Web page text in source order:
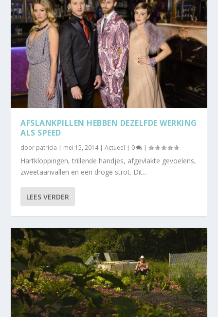
AFSLANKPILLEN HEBBEN DEZELFDE WERKING
ALS SPEED
door patricia | mei 15, 2014|Actueel | 0 |
Hartkloppingen, trillende handjes, afgevlakte gevoelens,
zweetaanvallen en een droge strot. Dit...
LEES VERDER